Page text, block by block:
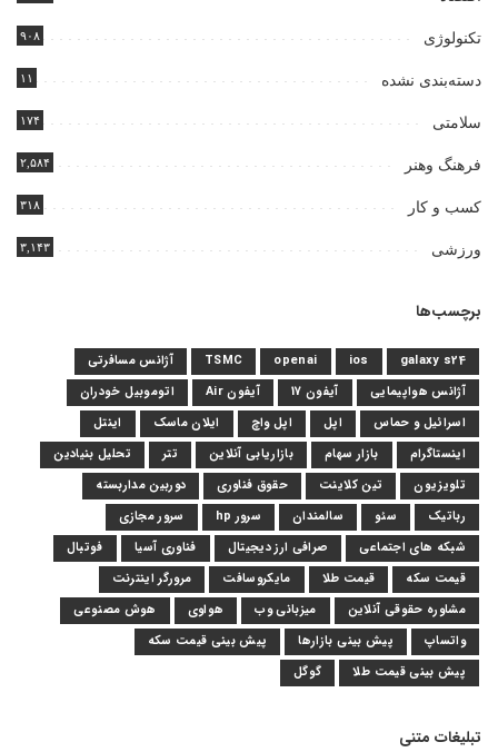
تکنولوژی ۹۰۸
دسته‌بندی نشده ۱۱
سلامتی ۱۷۴
فرهنگ وهنر ۲,۵۸۴
کسب و کار ۳۱۸
ورزشی ۳,۱۴۳
برچسب‌ها
galaxy s24
ios
openai
TSMC
آژانس مسافرتی
آژانس هواپیمایی
آیفون 17 آیفون Air
اتوموبیل خودران
اسرائیل و حماس
اپل اپل واچ ایلان ماسک
اینتل
اینستاگرام
بازار سهام بازاریابی آنلاین تتر
تحلیل بنیادین
تلویزیون
تین کلاینت حقوق فناوری
دوربین مداربسته
رباتیک
سئو سالمندان سرور hp
سرور مجازی
شبکه های اجتماعی
صرافی ارز دیجیتال فناوری آسیا
فوتبال
قیمت سکه
قیمت طلا مایکروسافت
مرورگر اینترنت
مشاوره حقوقی آنلاین
میزبانی وب هواوی
هوش مصنوعی
واتساپ
پیش بینی بازارها
پیش بینی قیمت سکه
پیش بینی قیمت طلا
گوگل
تبلیغات متنی